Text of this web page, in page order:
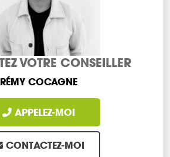
VOTRE CONSEILLER
RÉMY COCAGNE
APPELEZ-MOI
CONTACTEZ-MOI